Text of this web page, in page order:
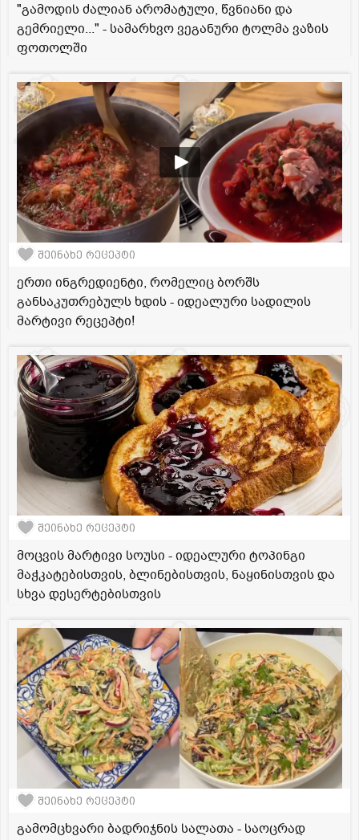
"გამოდის ძალიან არომატული, წვნიანი და
გემრიელი..." - სამარხვო ვეგანური ტოლმა ვაზის
ფოთოლში
შეინახე რეცეპტი
ერთი ინგრედიენტი, რომელიც ბორშს
განსაკუთრებულს ხდის - იდეალური სადილის
მარტივი რეცეპტი!
შეინახე რეცეპტი
მოცვის მარტივი სოუსი - იდეალური ტოპინგი
მაჭკატებისთვის, ბლინებისთვის, ნაყინისთვის და
სხვა დესერტებისთვის
შეინახე რეცეპტი
გამომცხვარი ბადრიჯნის სალათა - საოცრად